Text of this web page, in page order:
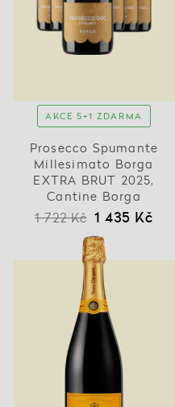
AKCE 5+1 ZDARMA
Prosecco Spumante
Millesimato Borga
EXTRA BRUT 2025,
Cantine Borga
1 722 Kč 1 435 Kč